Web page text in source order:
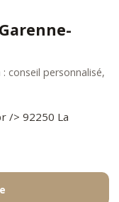
conseil personnalisé,
/> 92250 La